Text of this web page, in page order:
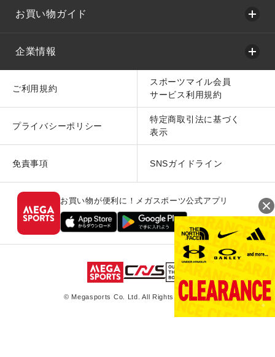
お買い物ガイド
企業情報
ご利用規約
スポーツマイル会員
サービス利用規約
プライバシーポリシー
特定商取引法に基づく
表示
免責事項 SNSガイドライン
お買い物が便利に！メガスポーツ公式アプリ
© Megasports Co. Ltd. All Rights Reserved.